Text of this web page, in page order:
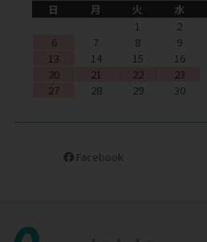
日
月 火 水
1
2
6
7 8 9
13
14 15 16
20
21 22 23
27
28 29 30
Facebook